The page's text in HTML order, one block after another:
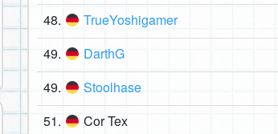
48. TrueYoshigamer
49. DarthG
49. Stoolhase
51. Cor Tex